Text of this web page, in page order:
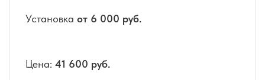
Установка от 6 000 руб.
Цена: 41 600 руб.